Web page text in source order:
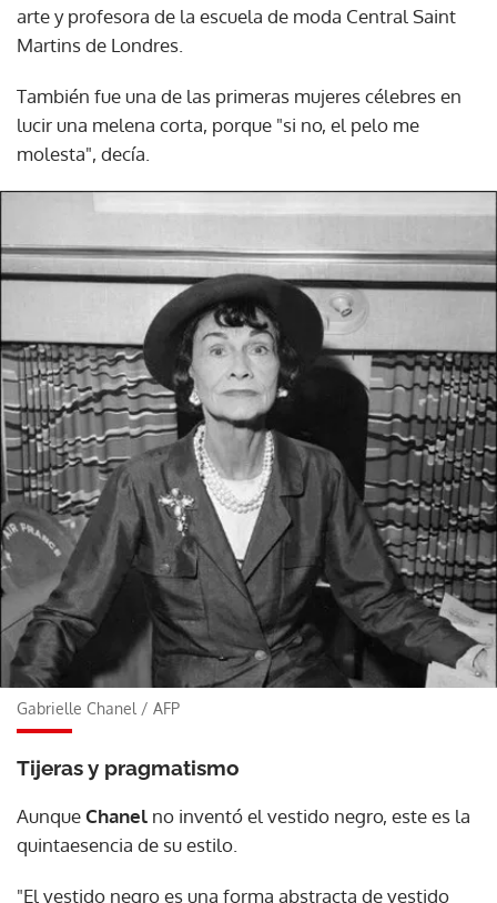
arte y profesora de la escuela de moda Central Saint
Martins de Londres.
También fue una de las primeras mujeres célebres en
lucir una melena corta, porque "si no, el pelo me
molesta", decía.
Gabrielle Chanel / AFP
Tijeras y pragmatismo
AunqueChanel no inventó el vestido negro, este es la
quintaesencia de su estilo.
"El vestido negro es una forma abstracta de vestido